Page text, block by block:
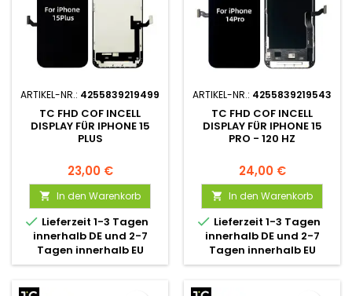
ARTIKEL-NR.: 4255839219499
TC FHD COF INCELL
DISPLAY FÜR IPHONE 15
PLUS
23,00 €
 In den Warenkorb
 Lieferzeit 1-3 Tagen
innerhalb DE und 2-7
Tagen innerhalb EU
ARTIKEL-NR.: 4255839219543
TC FHD COF INCELL
DISPLAY FÜR IPHONE 15
PRO - 120 HZ
24,00 €
 In den Warenkorb
 Lieferzeit 1-3 Tagen
innerhalb DE und 2-7
Tagen innerhalb EU